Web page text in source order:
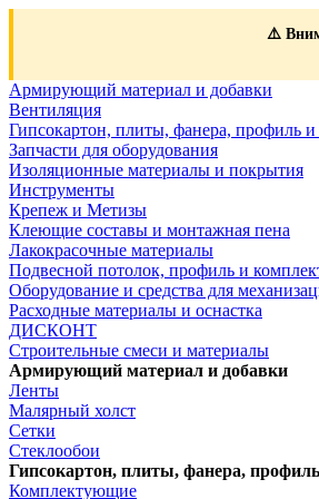
⚠️
Армирующий материал и добавки
Вентиляция
Гипсокартон, плиты, фанера, профиль
Запчасти для оборудования
Изоляционные материалы и покрытия
Инструменты
Крепеж и Метизы
Клеющие составы и монтажная пена
Лакокрасочные материалы
Подвесной потолок, профиль и
Оборудование и средства для
Расходные материалы и оснастка
ДИСКОНТ
Строительные смеси и материалы
Армирующий материал и добавки
Ленты
Малярный холст
Сетки
Стеклообои
Гипсокартон, плиты, фанера,
Комплектующие